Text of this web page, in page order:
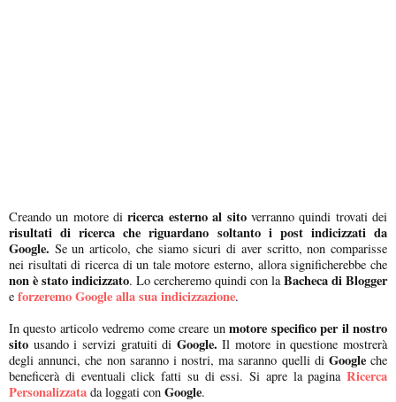
Creando un motore di ricerca esterno al sitoverranno quindi trovati dei
risultati di ricerca che riguardano soltanto i post indicizzati da
Google. Se un articolo, che siamo sicuri di aver scritto, non comparisse
nei risultati di ricerca di un tale motore esterno, allora significherebbe che
non è stato indicizzato. Lo cercheremo quindi con laBacheca di Blogger
e forzeremo Google alla sua indicizzazione.
In questo articolo vedremo come creare unmotore specifico per il nostro
sito usando i servizi gratuiti di Google. Il motore in questione mostrerà
degli annunci, che non saranno i nostri, ma saranno quelli diGoogleche
beneficerà di eventuali click fatti su di essi. Si apre la pagina Ricerca
Personalizzata da loggati con Google.